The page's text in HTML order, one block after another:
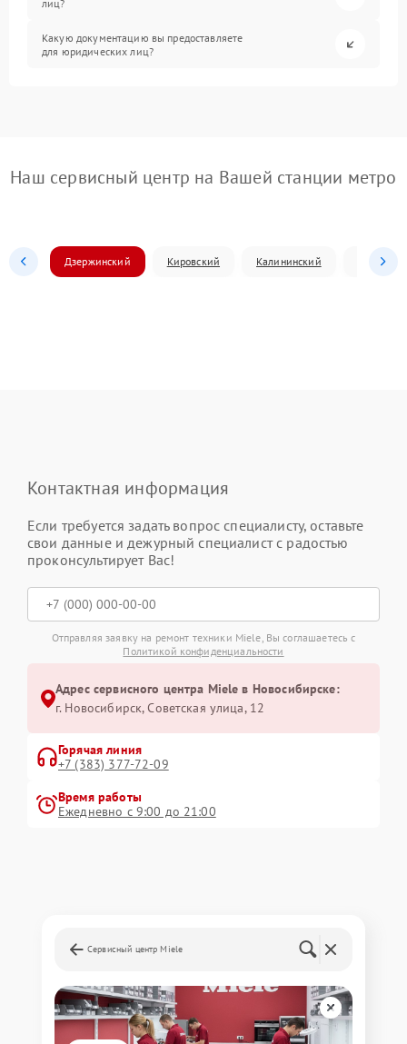
лиц?
Какую документацию вы предоставляете
для юридических лиц?
Наш сервисный центр на Вашей станции метро
Дзержинский Кировский Калининский
Контактная информация
Если требуется задать вопрос специалисту, оставьте
свои данные и дежурный специалист с радостью
проконсультирует Вас!
Отправляя заявку на ремонт техники Miele, Вы соглашаетесь с
Политикой конфиденциальности
Адрес сервисного центра Miele в Новосибирске:
г. Новосибирск, Советская улица, 12
Горячая линия
+7 (383) 377-72-09
Время работы
Ежедневно с 9:00 до 21:00
Сервисный центр Miele